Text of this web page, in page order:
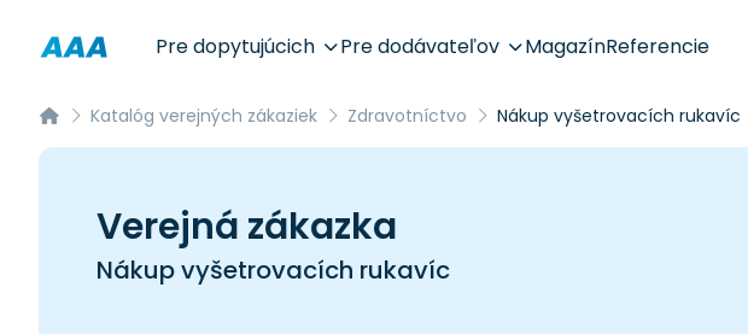
Pre dopytujúcich Pre dodávateľov MagazínReferencie
Katalóg verejných zákaziek Zdravotníctvo Nákup vyšetrovacích rukavíc
Verejná zákazka
Nákup vyšetrovacích rukavíc